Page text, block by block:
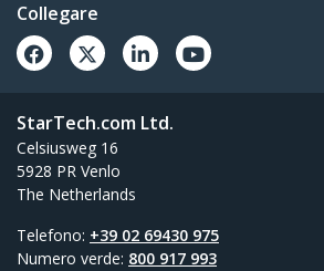
Collegare
StarTech.com Ltd.
Celsiusweg 16
5928 PR Venlo
The Netherlands
Telefono: +39 02 69430 975
Numero verde: 800 917 993